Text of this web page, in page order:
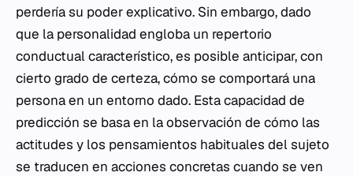
perdería su poder explicativo. Sin embargo, dado
que la personalidad engloba un repertorio
conductual característico, es posible anticipar, con
cierto grado de certeza, cómo se comportará una
persona en un entorno dado. Esta capacidad de
predicción se basa en la observación de cómo las
actitudes y los pensamientos habituales del sujeto
se traducen en acciones concretas cuando se ven